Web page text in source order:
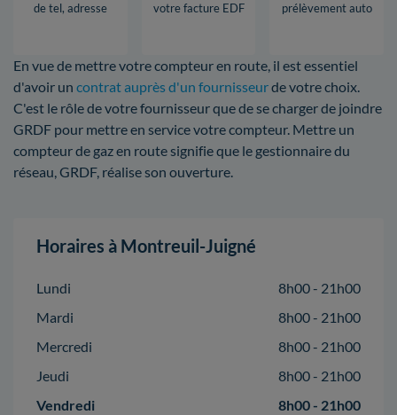
de tel, adresse
votre facture EDF
prélèvement auto
En vue de mettre votre compteur en route, il est essentiel
d'avoir un contrat auprès d'un fournisseurde votre choix.
C'est le rôle de votre fournisseur que de se charger de joindre
GRDF pour mettre en service votre compteur. Mettre un
compteur de gaz en route signifie que le gestionnaire du
réseau, GRDF, réalise son ouverture.
Horaires à Montreuil-Juigné
Lundi
8h00 - 21h00
Mardi
8h00 - 21h00
Mercredi
8h00 - 21h00
Jeudi
8h00 - 21h00
Vendredi
8h00 - 21h00